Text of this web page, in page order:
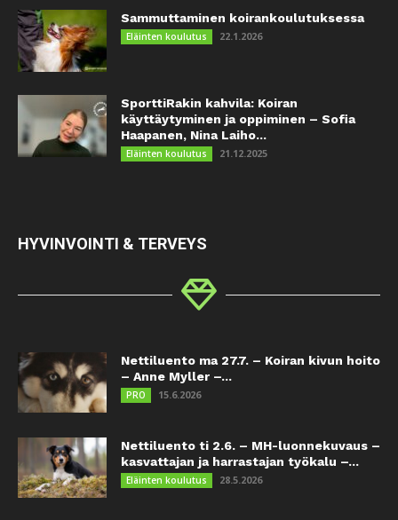
Sammuttaminen koirankoulutuksessa
Eläinten koulutus 22.1.2026
SporttiRakin kahvila: Koiran
käyttäytyminen ja oppiminen – Sofia
Haapanen, Nina Laiho...
Eläinten koulutus 21.12.2025
HYVINVOINTI & TERVEYS
Nettiluento ma 27.7. – Koiran kivun hoito
– Anne Myller –...
PRO 15.6.2026
Nettiluento ti 2.6. – MH-luonnekuvaus –
kasvattajan ja harrastajan työkalu –...
Eläinten koulutus 28.5.2026